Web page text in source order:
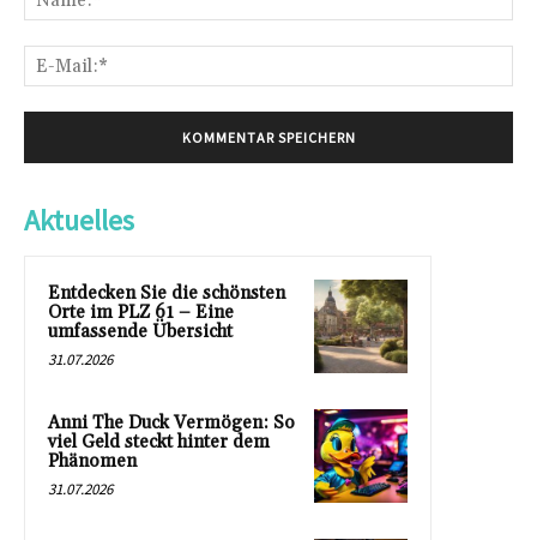
Aktuelles
Entdecken Sie die schönsten
Orte im PLZ 61 – Eine
umfassende Übersicht
31.07.2026
Anni The Duck Vermögen: So
viel Geld steckt hinter dem
Phänomen
31.07.2026